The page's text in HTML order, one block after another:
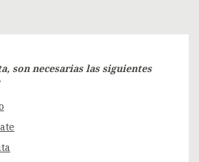
son necesarias las siguientes